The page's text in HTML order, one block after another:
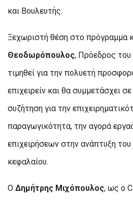
και Βουλευτής.
Ξεχωριστή θέση στο πρόγραμμα
Θεοδωρόπουλος, Πρόεδρος του
τιμηθεί για την πολυετή
επιχειρείν και θα συμμετάσχει
συζήτηση για την
παραγωγικότητα, την αγορά
επιχειρήσεων στην ανάπτυξη
κεφαλαίου.
Ο Δημήτρης Μιχόπουλος, ως ο